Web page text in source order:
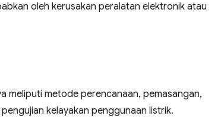
oleh kerusakan peralatan elektronik atau
meliputi metode perencanaan, pemasangan,
kelayakan penggunaan listrik.